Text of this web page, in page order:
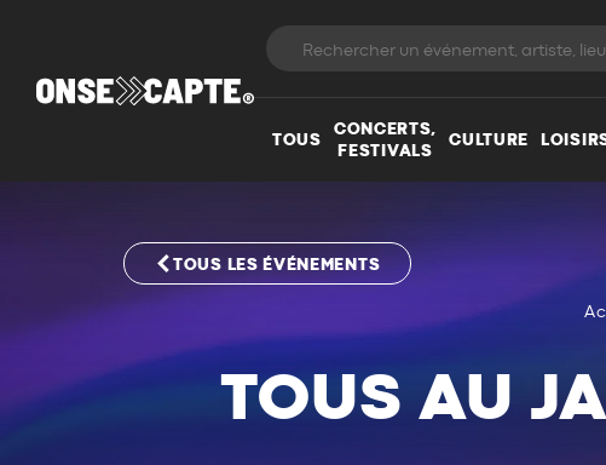
TOUS
CONCERTS,
FESTIVALS
CULTURE
TOUS LES ÉVÉNEMENTS
TOUS AU